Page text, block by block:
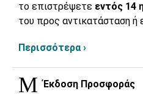
το επιστρέψετε εντός 14
του προς αντικατάσταση ή
Περισσότερα ›
Έκδοση Προσφοράς